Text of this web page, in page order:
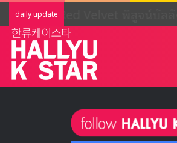
daily update